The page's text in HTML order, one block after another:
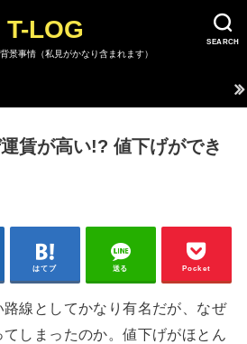
SEARCH
T-LOG
景事情（私見がかなり含まれます）
運賃が高い!? 値下げができ
はてブ 送る Pocket
線としてかなり有名だが、なぜ
しまったのか。値下げがほとん